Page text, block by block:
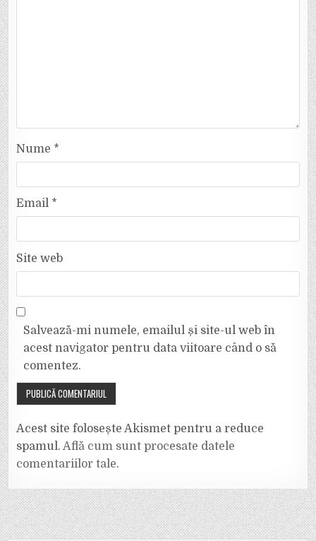
Nume *
Email *
Site web
Salvează-mi numele, emailul și site-ul web în
acest navigator pentru data viitoare când o să
comentez.
Acest site folosește Akismet pentru a reduce
spamul.Află cum sunt procesate datele
comentariilor tale.